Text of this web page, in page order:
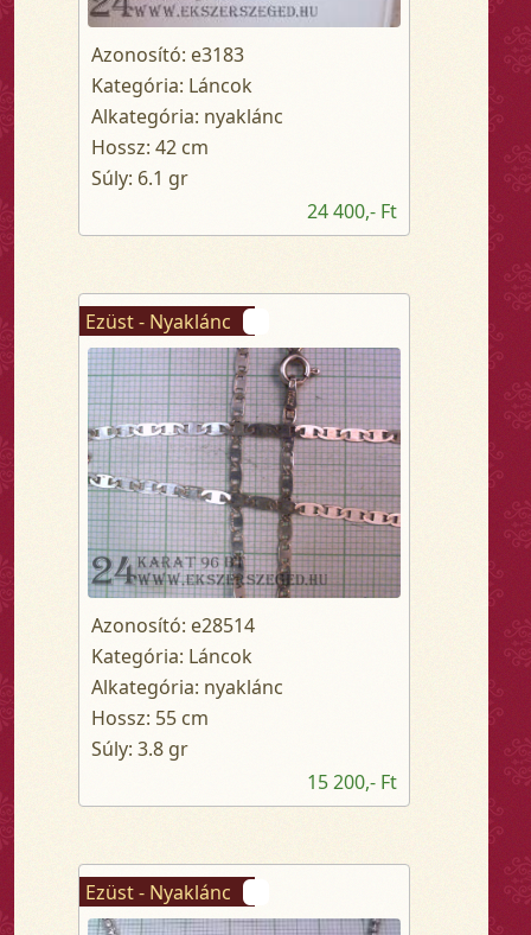
Azonosító: e3183
Kategória: Láncok
Alkategória: nyaklánc
Hossz: 42 cm
Súly: 6.1 gr
24 400,- Ft
Ezüst - Nyaklánc
Azonosító: e28514
Kategória: Láncok
Alkategória: nyaklánc
Hossz: 55 cm
Súly: 3.8 gr
15 200,- Ft
Ezüst - Nyaklánc